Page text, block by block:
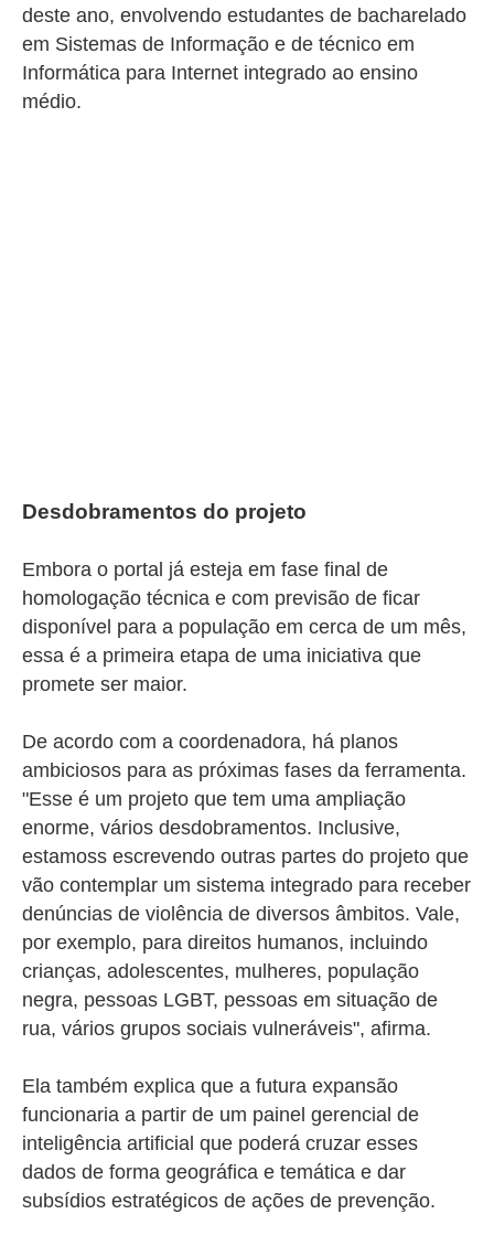
deste ano, envolvendo estudantes de bacharelado
em Sistemas de Informação e de técnico em
Informática para Internet integrado ao ensino
médio.
Desdobramentos do projeto
Embora o portal já esteja em fase final de
homologação técnica e com previsão de ficar
disponível para a população em cerca de um mês,
essa é a primeira etapa de uma iniciativa que
promete ser maior.
De acordo com a coordenadora, há planos
ambiciosos para as próximas fases da ferramenta.
"Esse é um projeto que tem uma ampliação
enorme, vários desdobramentos. Inclusive,
estamoss escrevendo outras partes do projeto que
vão contemplar um sistema integrado para receber
denúncias de violência de diversos âmbitos. Vale,
por exemplo, para direitos humanos, incluindo
crianças, adolescentes, mulheres, população
negra, pessoas LGBT, pessoas em situação de
rua, vários grupos sociais vulneráveis", afirma.
Ela também explica que a futura expansão
funcionaria a partir de um painel gerencial de
inteligência artificial que poderá cruzar esses
dados de forma geográfica e temática e dar
subsídios estratégicos de ações de prevenção.